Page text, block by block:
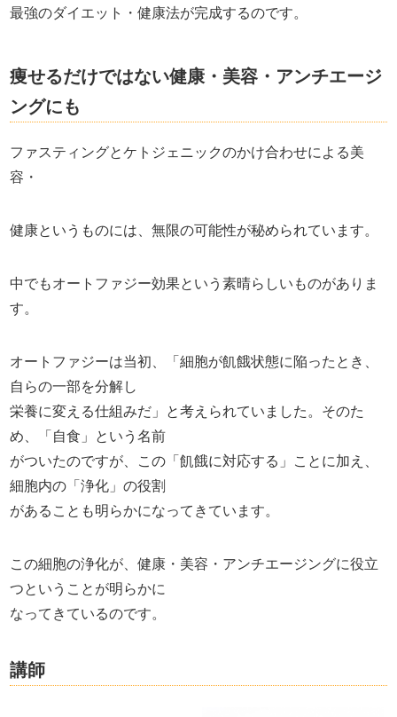
最強のダイエット・健康法が完成するのです。
痩せるだけではない健康・美容・アンチエージ
ングにも
ファスティングとケトジェニックのかけ合わせによる美
容・
健康というものには、無限の可能性が秘められています。
中でもオートファジー効果という素晴らしいものがありま
す。
オートファジーは当初、「細胞が飢餓状態に陥ったとき、
自らの一部を分解し
栄養に変える仕組みだ」と考えられていました。そのた
め、「自食」という名前
がついたのですが、この「飢餓に対応する」ことに加え、
細胞内の「浄化」の役割
があることも明らかになってきています。
この細胞の浄化が、健康・美容・アンチエージングに役立
つということが明らかに
なってきているのです。
講師